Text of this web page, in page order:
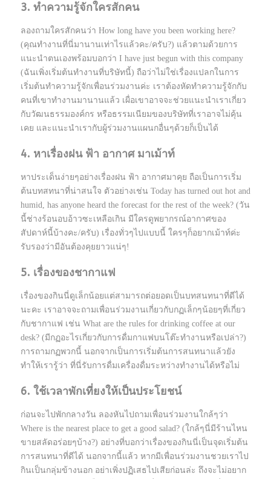
3. ทำความรู้จักใครสักคน
ลองถามใครสักคนว่า How long have you been working here?
(คุณทำงานที่นี่มานานเท่าไรแล้วคะ/ครับ?) แล้วตามด้วยการ
แนะนำตนเองพร้อมบอกว่า I have just begun with this company
(ฉันเพิ่งเริ่มต้นทำงานที่บริษัทนี้) ถือว่าไม่ใช่เรื่องแปลกในการ
เริ่มต้นทำความรู้จักเพื่อนร่วมงานค่ะ เราต้องหัดทำความรู้จักกับ
คนที่เขาทำงานมานานแล้ว เผื่อเขาอาจจะช่วยแนะนำเราเกี่ยว
กับวัฒนธรรมองค์กร หรือธรรมเนียมของบริษัทที่เราอาจไม่คุ้น
เคย และแนะนำเรากับผู้ร่วมงานแผนกอื่นๆด้วยก็เป็นได้
4. หาเรื่องฝน ฟ้า อากาศ มาเม้าท์
หาประเด็นง่ายๆอย่างเรื่องฝน ฟ้า อากาศมาคุย ถือเป็นการเริ่ม
ต้นบทสทนาที่น่าสนใจ ตัวอย่างเช่น Today has turned out hot and
humid, has anyone heard the forecast for the rest of the week? (วัน
นี้ช่างร้อนอบอ้าวซะเหลือเกิน มีใครดูพยากรณ์อากาศของ
สัปดาห์นี้บ้างคะ/ครับ) เรื่องทั่วๆไปแบบนี้ ใครๆก็อยากเม้าท์ค่ะ
รับรองว่ามีอันต้องคุยยาวแน่ๆ!
5. เรื่องของชากาแฟ
เรื่องของกินนี่ดูเล็กน้อยแต่สามารถต่อยอดเป็นบทสนทนาที่ดีได้
นะคะ เราอาจจะถามเพื่อนร่วมงานเกี่ยวกับกฏเล็กๆน้อยๆที่เกี่ยว
กับชากาแฟ เช่น What are the rules for drinking coffee at our
desk? (มีกฏอะไรเกี่ยวกับการดื่มกาแฟบนโต๊ะทำงานหรือเปล่า?)
การถามกฏพวกนี้ นอกจากเป็นการเริ่มต้นการสนทนาแล้วยัง
ทำให้เรารู้ว่า ที่นี่รับการดื่มเครื่องดื่มระหว่างทำงานได้หรือไม่
6. ใช้เวลาพักเที่ยงให้เป็นประโยชน์
ก่อนจะไปพักกลางวัน ลองหันไปถามเพื่อนร่วมงานใกล้ๆว่า
Where is the nearest place to get a good salad? (ใกล้ๆนี่มีร้านไหน
ขายสลัดอร่อยๆบ้าง?) อย่างที่บอกว่าเรื่องของกินนี่เป็นจุดเริ่มต้น
การสนทนาที่ดีได้ นอกจากนี้แล้ว หากมีเพื่อนร่วมงานชวยเราไป
กินเป็นกลุ่มข้างนอก อย่าเพิ่งปฏิเสธไปเสียก่อนล่ะ ถึงจะไม่อยาก